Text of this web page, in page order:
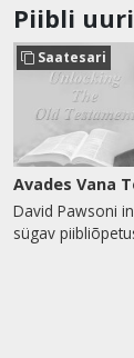
Piibli
Saatesari
Avades Vana
David Pawsoni
sügav